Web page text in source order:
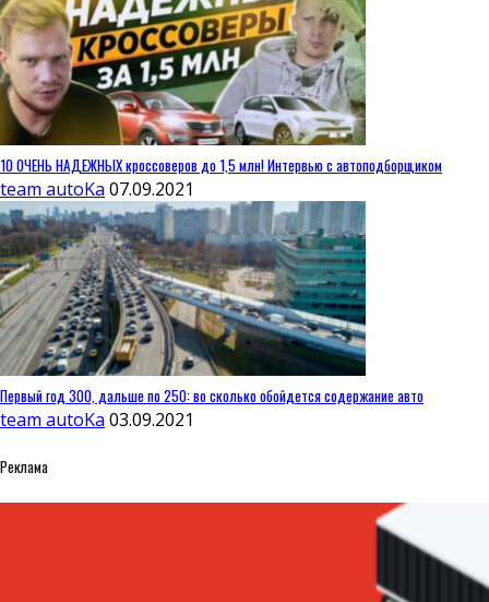
10 ОЧЕНЬ НАДЕЖНЫХ кроссоверов до 1,5 млн! Интервью с автоподборщиком
team autoKa 07.09.2021
Первый год 300, дальше по 250: во сколько обойдется содержание авто
team autoKa 03.09.2021
Реклама